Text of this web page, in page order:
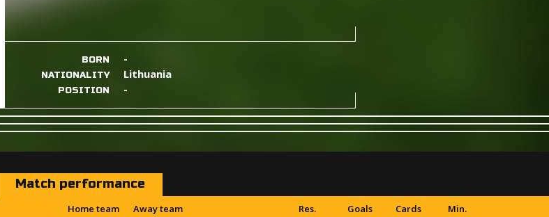
BORN -
NATIONALITY Lithuania
POSITION -
Match performance
Home team Away team Res. Goals Cards Min.